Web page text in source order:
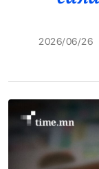
Орон
Спорт
Эрэн
2026/06/26